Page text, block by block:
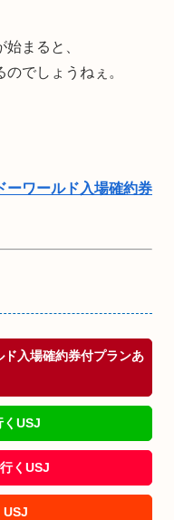
まると、
でしょうねぇ。
ーワールド入場確約券
入場確約券付プランあ
くUSJ
くUSJ
USJ